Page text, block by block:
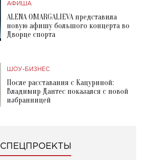
АФИША
ALENA OMARGALIEVA представила
новую афишу большого концерта во
Дворце спорта
ШОУ-БИЗНЕС
После расставания с Кацуриной:
Владимир Дантес показался с новой
избранницей
СПЕЦПРОЕКТЫ